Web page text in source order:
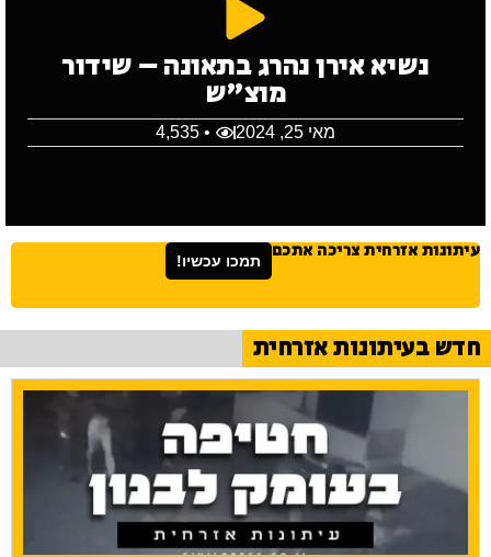
נשיא אירן נהרג בתאונה – שידור
מוצ"ש
מאי 25, 2024 • 4,535
עיתונות אזרחית צריכה אתכם תמכו עכשיו!
חדש בעיתונות אזרחית